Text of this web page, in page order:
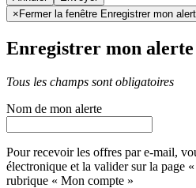
× Fermer la fenêtre Enregistrer mon
Enregistrer mon alerte
Tous les champs sont obligatoires
Nom de mon alerte
Pour recevoir les offres par e-mail,
électronique et la valider sur la page «
rubrique « Mon compte »